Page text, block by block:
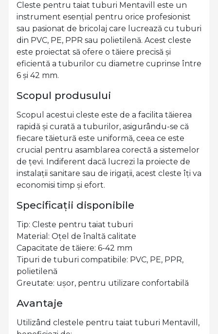
Cleste pentru taiat tuburi Mentavill este un
instrument esențial pentru orice profesionist
sau pasionat de bricolaj care lucrează cu tuburi
din PVC, PE, PPR sau polietilenă. Acest cleste
este proiectat să ofere o tăiere precisă și
eficientă a tuburilor cu diametre cuprinse între
6 și 42 mm.
Scopul produsului
Scopul acestui cleste este de a facilita tăierea
rapidă și curată a tuburilor, asigurându-se că
fiecare tăietură este uniformă, ceea ce este
crucial pentru asamblarea corectă a sistemelor
de țevi. Indiferent dacă lucrezi la proiecte de
instalații sanitare sau de irigații, acest cleste îți va
economisi timp și efort.
Specificații disponibile
Tip: Cleste pentru taiat tuburi
Material: Oțel de înaltă calitate
Capacitate de tăiere: 6-42 mm
Tipuri de tuburi compatibile: PVC, PE, PPR,
polietilenă
Greutate: ușor, pentru utilizare confortabilă
Avantaje
Utilizând clestele pentru taiat tuburi Mentavill,